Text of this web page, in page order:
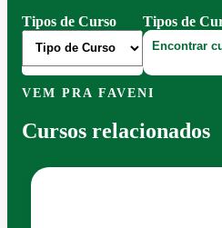
Tipos de Curso
Tipos de
VEM PRA FAVENI
Cursos relacionados